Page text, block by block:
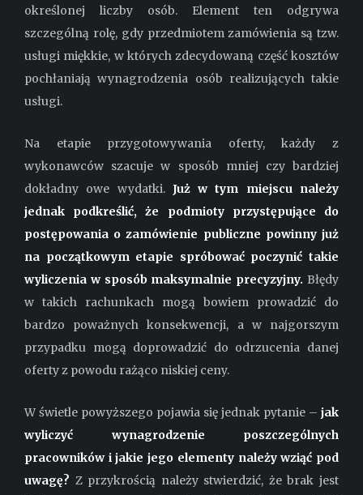
określonej liczby osób. Element ten odgrywa
szczególną rolę, gdy przedmiotem zamówienia są tzw.
usługi miękkie, w których zdecydowaną część kosztów
pochłaniają wynagrodzenia osób realizujących takie
usługi.
Na etapie przygotowywania oferty, każdy z
wykonawców szacuje w sposób mniej czy bardziej
dokładny owe wydatki. Już w tym miejscu należy
jednak podkreślić, że podmioty przystępujące do
postępowania o zamówienie publiczne powinny już
na początkowym etapie spróbować poczynić takie
wyliczenia w sposób maksymalnie precyzyjny. Błędy
w takich rachunkach mogą bowiem prowadzić do
bardzo poważnych konsekwencji, a w najgorszym
przypadku mogą doprowadzić do odrzucenia danej
oferty z powodu rażąco niskiej ceny.
W świetle powyższego pojawia się jednak pytanie – jak
wyliczyć wynagrodzenie poszczególnych
pracowników i jakie jego elementy należy wziąć pod
uwagę? Z przykrością należy stwierdzić, że brak jest